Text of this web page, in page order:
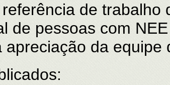
de trabalho
de pessoas com
apreciação da equipe